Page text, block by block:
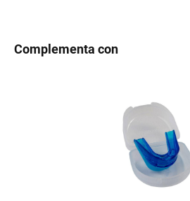
Complementa con